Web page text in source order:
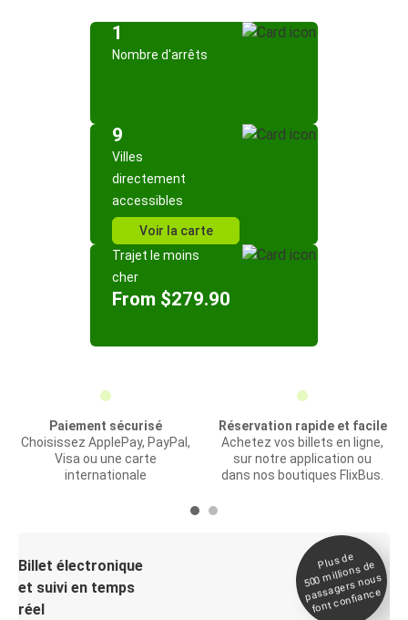
1
Nombre d'arrêts
9
Villes
directement
accessibles
Voir la carte
Trajet le moins
cher
From $279.90
Paiement sécurisé
Choisissez ApplePay, PayPal,
Visa ou une carte
internationale
Réservation rapide et facile
Achetez vos billets en ligne,
sur notre application ou
dans nos boutiques FlixBus.
Billet électronique
et suivi en temps
réel
Plus de
500
millions de
passagers nous
font confiance